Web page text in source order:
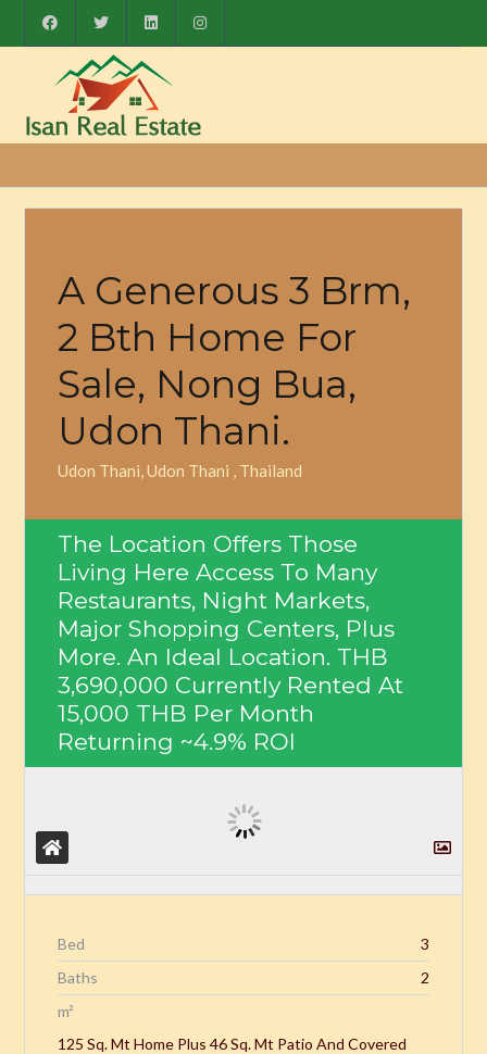
A Generous 3 Brm,
2 Bth Home For
Sale, Nong Bua,
Udon Thani.
Udon Thani, Udon Thani , Thailand
The Location Offers Those
Living Here Access To Many
Restaurants, Night Markets,
Major Shopping Centers, Plus
More. An Ideal Location. THB
3,690,000 Currently Rented At
15,000 THB Per Month
Returning ~4.9% ROI
Bed
3
Baths
2
m²
125 Sq. Mt Home Plus 46 Sq. Mt Patio And Covered